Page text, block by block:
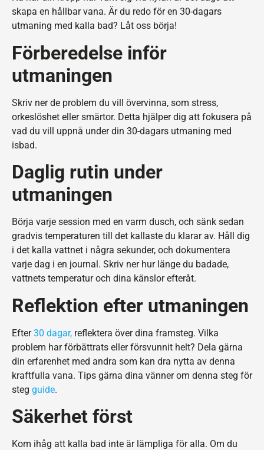
skapa en hållbar vana. Är du redo för en 30-dagars
utmaning med kalla bad? Låt oss börja!
Förberedelse inför
utmaningen
Skriv ner de problem du vill övervinna, som stress,
orkeslöshet eller smärtor. Detta hjälper dig att fokusera på
vad du vill uppnå under din 30-dagars utmaning med
isbad.
Daglig rutin under
utmaningen
Börja varje session med en varm dusch, och sänk sedan
gradvis temperaturen till det kallaste du klarar av. Håll dig
i det kalla vattnet i några sekunder, och dokumentera
varje dag i en journal. Skriv ner hur länge du badade,
vattnets temperatur och dina känslor efteråt.
Reflektion efter utmaningen
Efter30 dagar, reflektera över dina framsteg. Vilka
problem har förbättrats eller försvunnit helt? Dela gärna
din erfarenhet med andra som kan dra nytta av denna
kraftfulla vana. Tips gärna dina vänner om denna steg för
steg guide.
Säkerhet först
Kom ihåg att kalla bad inte är lämpliga för alla. Om du